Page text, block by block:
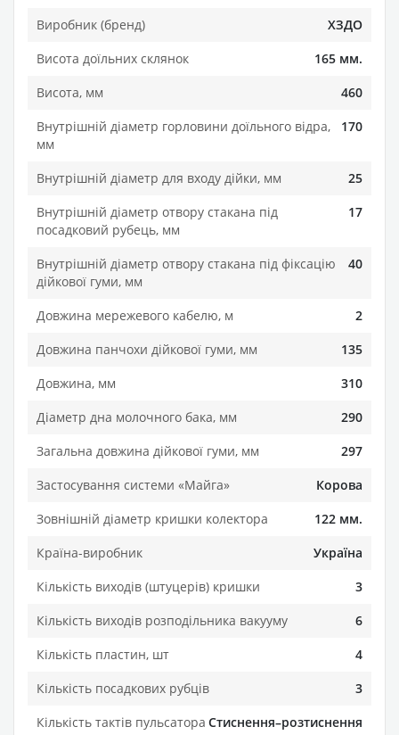
Виробник (бренд)
ХЗДО
Висота доїльних склянок
165 мм.
Висота, мм
460
Внутрішній діаметр горловини доїльного відра,
мм
170
Внутрішній діаметр для входу дійки, мм
25
Внутрішній діаметр отвору стакана під
посадковий рубець, мм
17
Внутрішній діаметр отвору стакана під фіксацію
дійкової гуми, мм
40
Довжина мережевого кабелю, м
2
Довжина панчохи дійкової гуми, мм
135
Довжина, мм
310
Діаметр дна молочного бака, мм
290
Загальна довжина дійкової гуми, мм
297
Застосування системи «Майга»
Корова
Зовнішній діаметр кришки колектора
122 мм.
Країна-виробник
Україна
Кількість виходів (штуцерів) кришки
3
Кількість виходів розподільника вакууму
6
Кількість пластин, шт
4
Кількість посадкових рубців
3
Кількість тактів пульсатора Стиснення–розтиснення